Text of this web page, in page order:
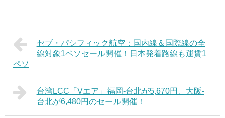
セブ・パシフィック航空：国内線＆国際線の全
線対象1ペソセール開催！日本発着路線も運賃1
ペソ
台湾LCC「Vエア」福岡-台北が5,670円、大阪-
台北が6,480円のセール開催！